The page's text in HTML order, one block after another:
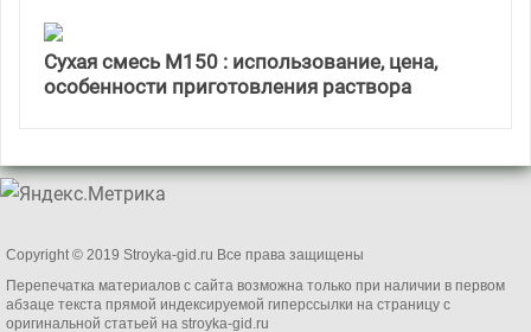
Сухая смесь М150 : использование, цена,
особенности приготовления раствора
Copyright © 2019 Stroyka-gid.ru Все права защищены
Перепечатка материалов с сайта возможна только при наличии в первом
абзаце текста прямой индексируемой гиперссылки на страницу с
оригинальной статьей на stroyka-gid.ru